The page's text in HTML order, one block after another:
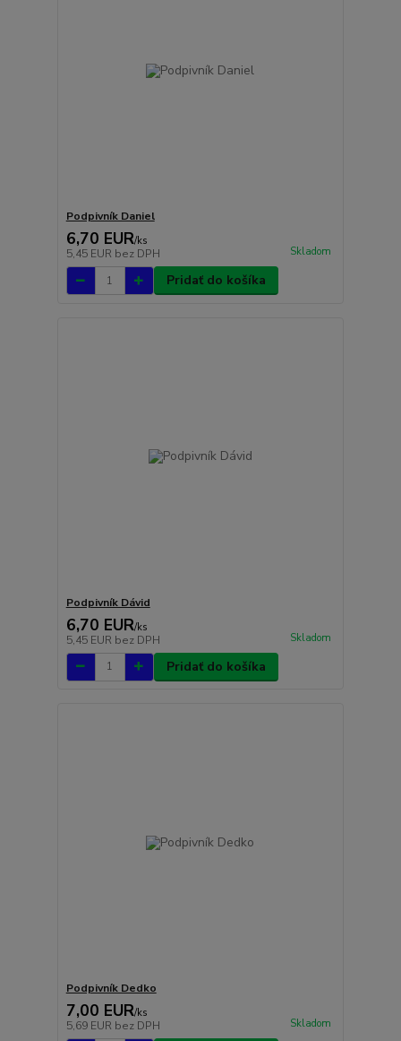
Podpivník Daniel
6,70 EUR/ks
5,45 EUR bez DPH Skladom
Pridať do košíka
Podpivník Dávid
6,70 EUR/ks
5,45 EUR bez DPH Skladom
Pridať do košíka
Podpivník Dedko
7,00 EUR/ks
5,69 EUR bez DPH Skladom